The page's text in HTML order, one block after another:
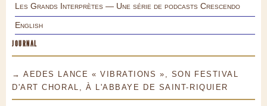
Les Grands Interprètes — Une série de podcasts Crescendo
English
JOURNAL
→ AEDES LANCE « VIBRATIONS », SON FESTIVAL
D'ART CHORAL, À L'ABBAYE DE SAINT-RIQUIER